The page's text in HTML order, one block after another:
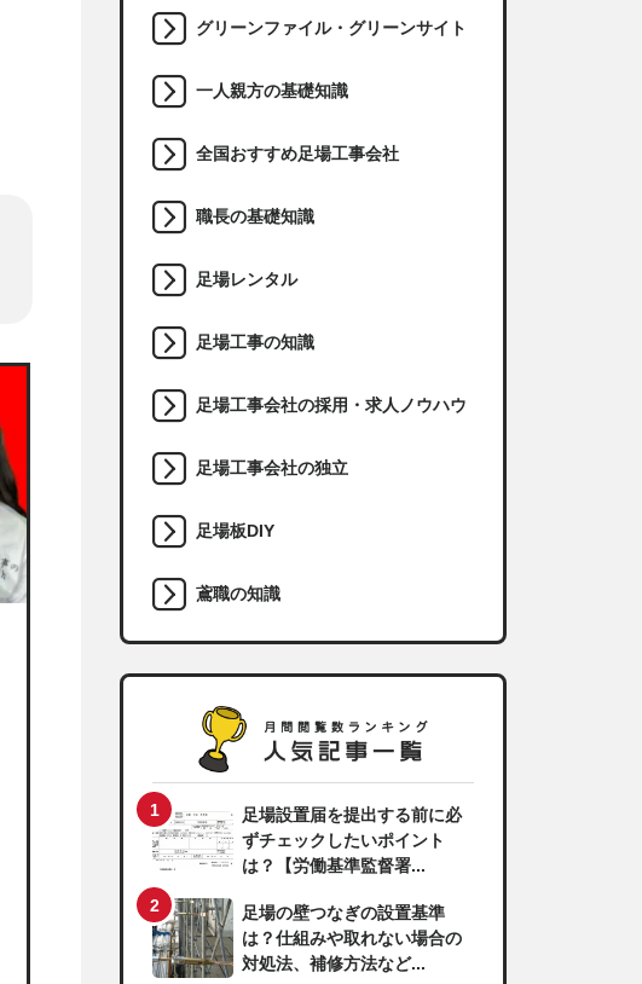
グリーンファイル・グリーンサイト
一人親方の基礎知識
全国おすすめ足場工事会社
職長の基礎知識
足場レンタル
足場工事の知識
足場工事会社の採用・求人ノウハウ
足場工事会社の独立
足場板DIY
鳶職の知識
足場設置届を提出する前に必
ずチェックしたいポイント
は？【労働基準監督署...
足場の壁つなぎの設置基準
は？仕組みや取れない場合の
対処法、補修方法など...